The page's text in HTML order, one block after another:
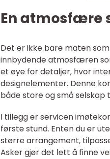
En atmosfære
Det er ikke bare maten
innbydende atmosfæren
et øye for detaljer, hvor
designelementer. Denne
både store og små
I tillegg er servicen
første stund. Enten du er
større arrangement,
Asker gjør det lett å finne